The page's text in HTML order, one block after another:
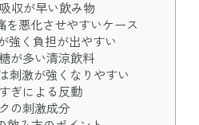
収が早い飲み物
を悪化させやすいケース
強く負担が出やすい
が多い清涼飲料
刺激が強くなりやすい
ぎによる反動
の刺激成分